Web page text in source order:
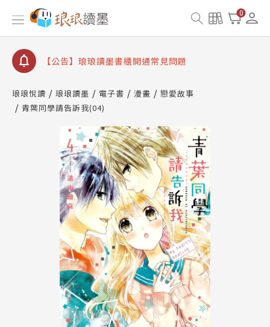
0
【公告】琅琅書店服務升級重要說明及資產合併結果
查詢
【公告】琅琅讀墨數位閱讀資產合併與書櫃開通申請
【公告】琅琅讀墨書櫃開通常見問題
請圖文教學
【公告】琅琅書店服務升級重要說明及資產合併結果
查詢
【公告】琅琅讀墨數位閱讀資產合併與書櫃開通申請
琅琅悅讀 琅琅讀墨 電子書 漫畫
戀愛故事
青葉同學請告訴我(04)